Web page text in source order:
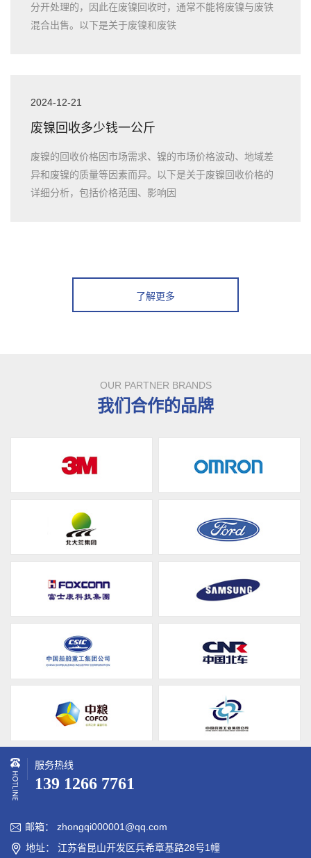
分开处理的，因此在废镍回收时，通常不能将废镍与废铁
混合出售。以下是关于废镍和废铁
2024-12-21
废镍回收多少钱一公斤
废镍的回收价格因市场需求、镍的市场价格波动、地域差
异和废镍的质量等因素而异。以下是关于废镍回收价格的
详细分析，包括价格范围、影响因
了解更多
OUR PARTNER BRANDS
我们合作的品牌
服务热线
139 1266 7761
 邮箱： zhongqi000001@qq.com
 地址： 江苏省昆山开发区兵希章基路28号1幢